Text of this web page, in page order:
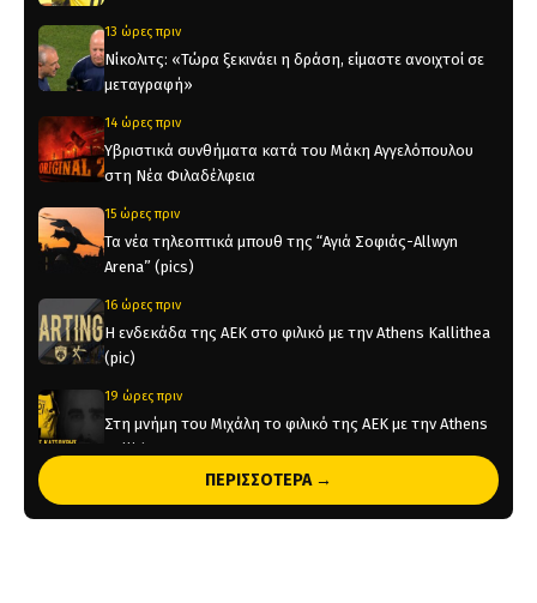
13 ώρες πριν
Νίκολιτς: «Τώρα ξεκινάει η δράση, είμαστε ανοιχτοί σε
μεταγραφή»
14 ώρες πριν
Υβριστικά συνθήματα κατά του Μάκη Αγγελόπουλου
στη Νέα Φιλαδέλφεια
15 ώρες πριν
Τα νέα τηλεοπτικά μπουθ της “Αγιά Σοφιάς-Allwyn
Arena” (pics)
16 ώρες πριν
Η ενδεκάδα της ΑΕΚ στο φιλικό με την Athens Kallithea
(pic)
19 ώρες πριν
Στη μνήμη του Μιχάλη το φιλικό της ΑΕΚ με την Athens
Kallithea
Τέλος από την ΑΕΚ ο Δέδες
ΠΕΡΙΣΣΟΤΕΡΑ →